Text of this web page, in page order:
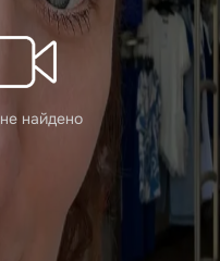
найдено